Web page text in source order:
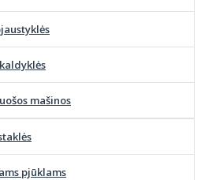
mašinos
pjūklams